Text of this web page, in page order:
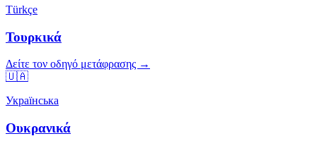
Türkçe
Τουρκικά
Δείτε τον οδηγό μετάφρασης →
🇺🇦
Українська
Ουκρανικά